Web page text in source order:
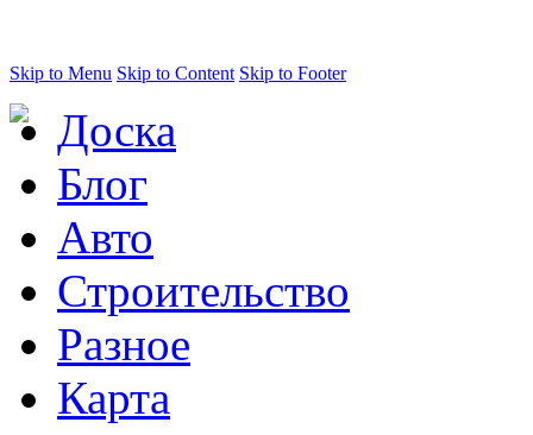
Skip to Menu Skip to Content Skip to Footer
Доска
Блог
Авто
Строительство
Разное
Карта